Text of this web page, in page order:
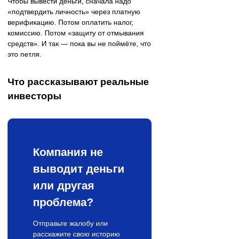
«подтвердить личность» через платную
верификацию. Потом оплатить налог,
комиссию. Потом «защиту от отмывания
средств». И так — пока вы не поймёте, что
это петля.
Что рассказывают реальные
инвесторы
Компания не
выводит деньги
или другая
проблема?
Отправьте жалобу или
расскажите свою историю